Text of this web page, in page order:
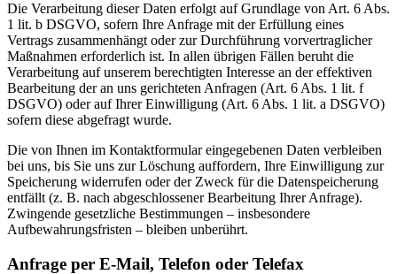
Die Verarbeitung dieser Daten erfolgt auf Grundlage von Art. 6 Abs.
1 lit. b DSGVO, sofern Ihre Anfrage mit der Erfüllung eines
Vertrags zusammenhängt oder zur Durchführung vorvertraglicher
Maßnahmen erforderlich ist. In allen übrigen Fällen beruht die
Verarbeitung auf unserem berechtigten Interesse an der effektiven
Bearbeitung der an uns gerichteten Anfragen (Art. 6 Abs. 1 lit. f
DSGVO) oder auf Ihrer Einwilligung (Art. 6 Abs. 1 lit. a DSGVO)
sofern diese abgefragt wurde.
Die von Ihnen im Kontaktformular eingegebenen Daten verbleiben
bei uns, bis Sie uns zur Löschung auffordern, Ihre Einwilligung zur
Speicherung widerrufen oder der Zweck für die Datenspeicherung
entfällt (z. B. nach abgeschlossener Bearbeitung Ihrer Anfrage).
Zwingende gesetzliche Bestimmungen – insbesondere
Aufbewahrungsfristen – bleiben unberührt.
Anfrage per E-Mail, Telefon oder Telefax